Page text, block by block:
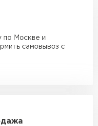
по Москве и
самовывоз с